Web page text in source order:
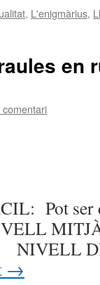
, L'enigmàrius,
en
comentari
ser de
NIVELL
→